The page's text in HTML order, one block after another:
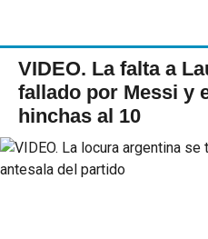
VIDEO. La falta a
fallado por Messi y
hinchas al 10